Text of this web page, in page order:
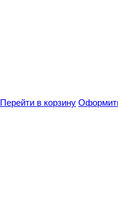
Перейти в корзину